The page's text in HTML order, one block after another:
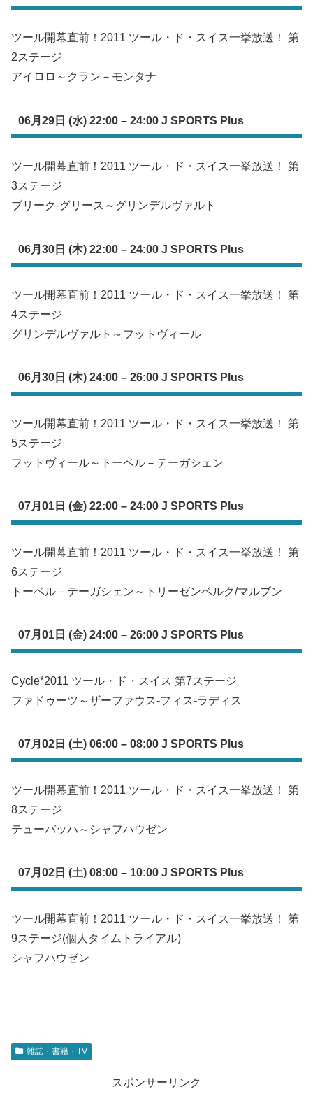
ツール開幕直前！2011 ツール・ド・スイス一挙放送！ 第
2ステージ
アイロロ～クラン－モンタナ
06月29日 (水) 22:00 – 24:00 J SPORTS Plus
ツール開幕直前！2011 ツール・ド・スイス一挙放送！ 第
3ステージ
ブリーク-グリース～グリンデルヴァルト
06月30日 (木) 22:00 – 24:00 J SPORTS Plus
ツール開幕直前！2011 ツール・ド・スイス一挙放送！ 第
4ステージ
グリンデルヴァルト～フットヴィール
06月30日 (木) 24:00 – 26:00 J SPORTS Plus
ツール開幕直前！2011 ツール・ド・スイス一挙放送！ 第
5ステージ
フットヴィール～トーベル－テーガシェン
07月01日 (金) 22:00 – 24:00 J SPORTS Plus
ツール開幕直前！2011 ツール・ド・スイス一挙放送！ 第
6ステージ
トーベル－テーガシェン～トリーゼンベルク/マルブン
07月01日 (金) 24:00 – 26:00 J SPORTS Plus
Cycle*2011 ツール・ド・スイス 第7ステージ
ファドゥーツ～ザーファウス-フィス-ラディス
07月02日 (土) 06:00 – 08:00 J SPORTS Plus
ツール開幕直前！2011 ツール・ド・スイス一挙放送！ 第
8ステージ
テューバッハ～シャフハウゼン
07月02日 (土) 08:00 – 10:00 J SPORTS Plus
ツール開幕直前！2011 ツール・ド・スイス一挙放送！ 第
9ステージ(個人タイムトライアル)
シャフハウゼン
雑誌・書籍・TV
スポンサーリンク